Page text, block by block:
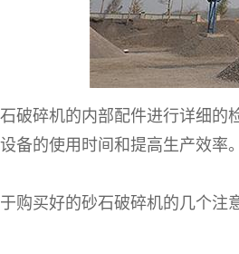
碎机的内部配件进行详细的
备的使用时间和提高生产效率。
买好的砂石破碎机的几个注意